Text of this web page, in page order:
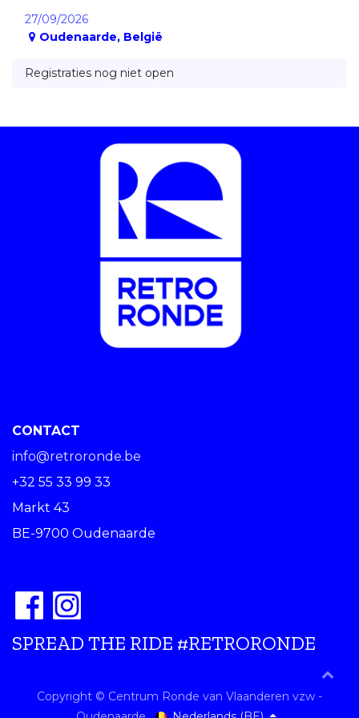
27/09/2026
Oudenaarde, België
Registraties nog niet open
CONTACT
info@retroronde.be
+32 55 33 99 33
Markt 43
BE-9700 Oudenaarde
SPREAD THE RIDE #RETRORONDE
Copyright © Centrum Ronde van Vlaanderen vzw -